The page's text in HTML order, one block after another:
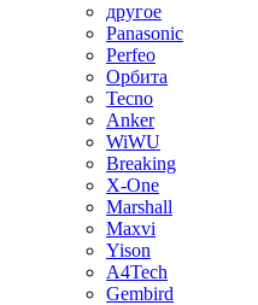
другое
Panasonic
Perfeo
Орбита
Tecno
Anker
WiWU
Breaking
X-One
Marshall
Maxvi
Yison
A4Tech
Gembird